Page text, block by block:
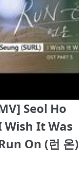
Seol Ho
Wish It Was
On (런 온)